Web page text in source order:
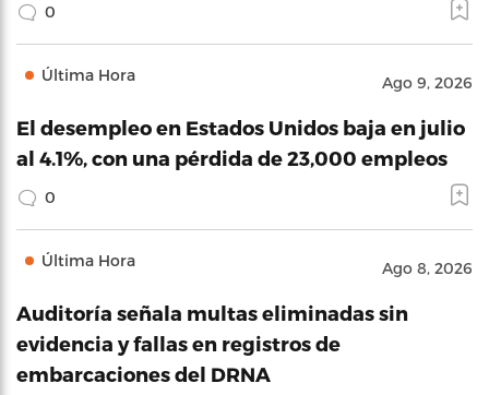
0
Última Hora Ago 9, 2026
El desempleo en Estados Unidos baja en julio
al 4.1%, con una pérdida de 23,000 empleos
0
Última Hora Ago 8, 2026
Auditoría señala multas eliminadas sin
evidencia y fallas en registros de
embarcaciones del DRNA